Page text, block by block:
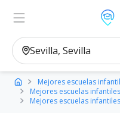
Ver en el
Mejores escuelas
Mejores escuelas
Mejores escuelas